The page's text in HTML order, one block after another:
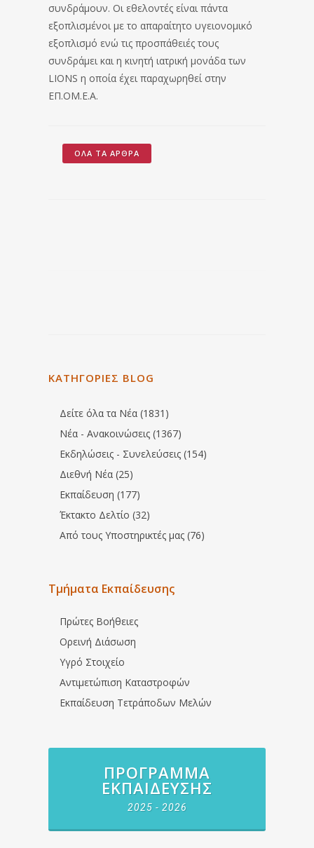
συνδράμουν. Οι εθελοντές είναι πάντα
εξοπλισμένοι με το απαραίτητο υγειονομικό
εξοπλισμό ενώ τις προσπάθειές τους
συνδράμει και η κινητή ιατρική μονάδα των
LIONS η οποία έχει παραχωρηθεί στην
ΕΠ.ΟΜ.Ε.Α.
ΌΛΑ ΤΑ ΆΡΘΡΑ
ΚΑΤΗΓΟΡΙΕΣ BLOG
Δείτε όλα τα Νέα (1831)
Νέα - Ανακοινώσεις (1367)
Εκδηλώσεις - Συνελεύσεις (154)
Διεθνή Νέα (25)
Εκπαίδευση (177)
Έκτακτο Δελτίο (32)
Από τους Υποστηρικτές μας (76)
Τμήματα Εκπαίδευσης
Πρώτες Βοήθειες
Ορεινή Διάσωση
Υγρό Στοιχείο
Αντιμετώπιση Καταστροφών
Εκπαίδευση Τετράποδων Μελών
ΠΡΌΓΡΑΜΜΑ
ΕΚΠΑΊΔΕΥΣΗΣ
2025 - 2026